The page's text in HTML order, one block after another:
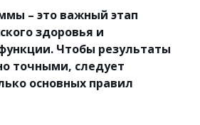
– это важный этап
здоровья и
Чтобы результаты
точными, следует
основных правил